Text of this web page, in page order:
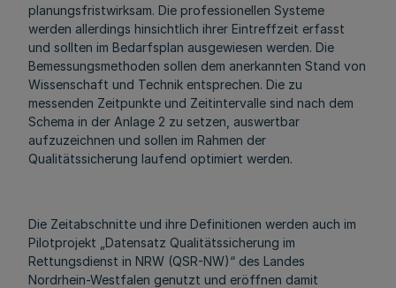
planungsfristwirksam. Die professionellen Systeme
werden allerdings hinsichtlich ihrer Eintreffzeit erfasst
und sollten im Bedarfsplan ausgewiesen werden. Die
Bemessungsmethoden sollen dem anerkannten Stand von
Wissenschaft und Technik entsprechen. Die zu
messenden Zeitpunkte und Zeitintervalle sind nach dem
Schema in der Anlage 2 zu setzen, auswertbar
aufzuzeichnen und sollen im Rahmen der
Qualitätssicherung laufend optimiert werden.
Die Zeitabschnitte und ihre Definitionen werden auch im
Pilotprojekt „Datensatz Qualitätssicherung im
Rettungsdienst in NRW (QSR-NW)“ des Landes
Nordrhein-Westfalen genutzt und eröffnen damit